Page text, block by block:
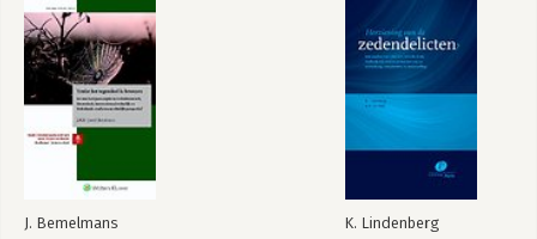
J. Bemelmans K. Lindenberg